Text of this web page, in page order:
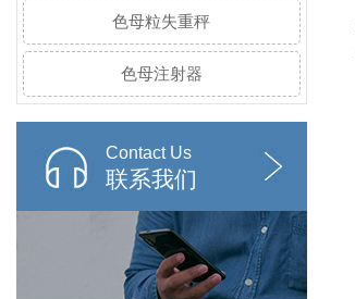
色母粒失重秤
色母注射器
Contact Us
联系我们